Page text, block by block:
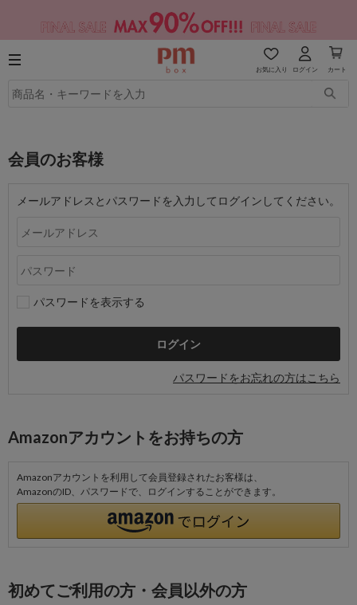
お気に入り ログイン カート
会員のお客様
メールアドレスとパスワードを入力してログインしてください。
パスワードを表示する
パスワードをお忘れの方はこちら
Amazonアカウントをお持ちの方
Amazonアカウントを利用して会員登録されたお客様は、
AmazonのID、パスワードで、ログインすることができます。
初めてご利用の方・会員以外の方